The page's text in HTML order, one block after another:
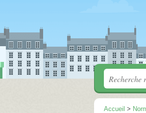
Accueil >